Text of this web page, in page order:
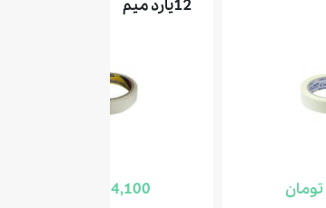
12یارد میم
14,100 تومان